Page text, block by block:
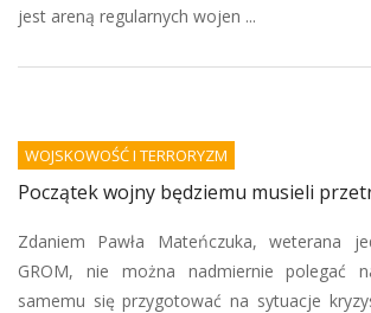
jest areną regularnych wojen ...
WOJSKOWOŚĆ I TERRORYZM
Początek wojny będziemu musieli
Zdaniem Pawła Mateńczuka, weterana
GROM, nie można nadmiernie polegać
samemu się przygotować na sytuacje